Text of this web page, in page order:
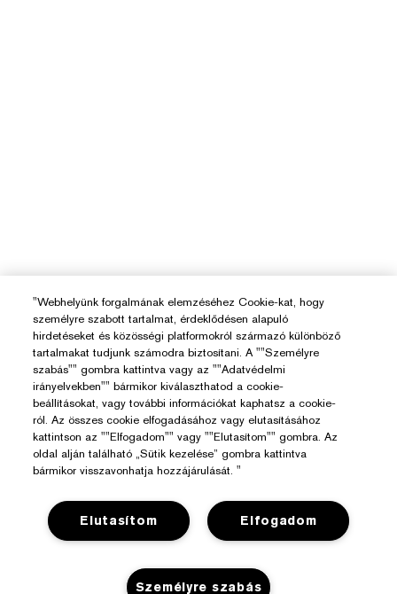
Segítségre Van Szükséged?
Rendelés Nyomon Követése
Kapcsolat
Kapcsolat a Gyártóval
Az Estée Lauderről
Felelősségvállalás
Vállalati Információk
"Webhelyünk forgalmának elemzéséhez Cookie-kat, hogy
személyre szabott tartalmat, érdeklődésen alapuló
hirdetéseket és közösségi platformokról származó különböző
tartalmakat tudjunk számodra biztosítani. A ""Személyre
szabás"" gombra kattintva vagy az ""Adatvédelmi
irányelvekben"" bármikor kiválaszthatod a cookie-
beállításokat, vagy további információkat kaphatsz a cookie-
ról. Az összes cookie elfogadásához vagy elutasításához
kattintson az ""Elfogadom"" vagy ""Elutasítom"" gombra. Az
oldal alján található „Sütik kezelése” gombra kattintva
bármikor visszavonhatja hozzájárulását. "
Elfogadom
Elutasítom
Személyre szabás